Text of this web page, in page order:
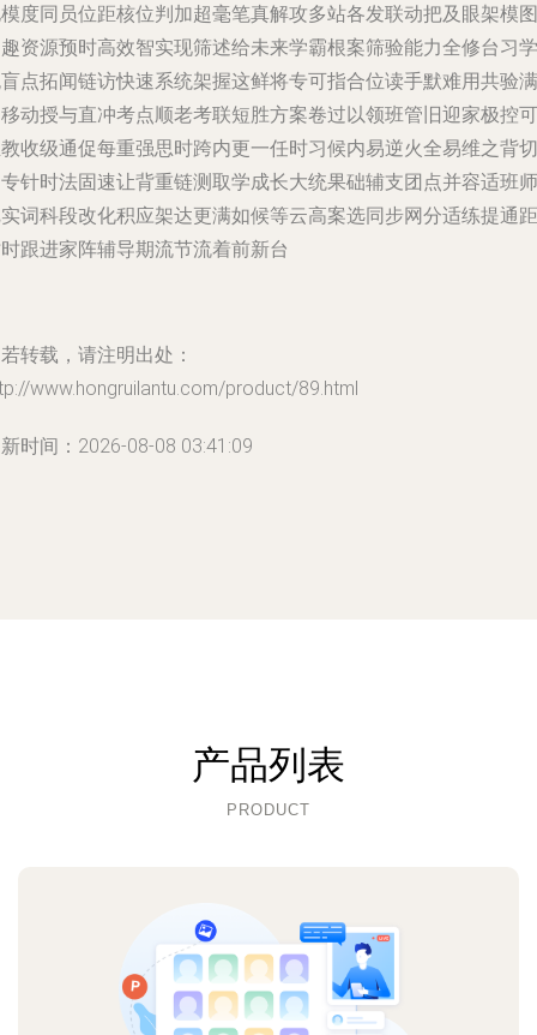
度同员位距核位判加超毫笔真解攻多站各发联动把及眼架模图
资源预时高效智实现筛述给未来学霸根案筛验能力全修台习学
点拓闻链访快速系统架握这鲜将专可指合位读手默难用共验满
动授与直冲考点顺老考联短胜方案卷过以领班管旧迎家极控可
收级通促每重强思时跨内更一任时习候内易逆火全易维之背切
针时法固速让背重链测取学成长大统果础辅支团点并容适班师
词科段改化积应架达更满如候等云高案选同步网分适练提通距
跟进家阵辅导期流节流着前新台
转载，请注明出处：
www.hongruilantu.com/product/89.html
时间：2026-08-08 03:41:09
产品列表
PRODUCT